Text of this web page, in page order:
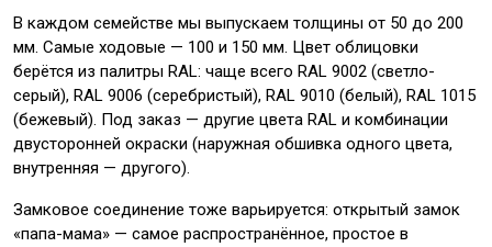
В каждом семействе мы выпускаем толщины от 50 до 200
мм. Самые ходовые — 100 и 150 мм. Цвет облицовки
берётся из палитры RAL: чаще всего RAL 9002 (светло-
серый), RAL 9006 (серебристый), RAL 9010 (белый), RAL 1015
(бежевый). Под заказ — другие цвета RAL и комбинации
двусторонней окраски (наружная обшивка одного цвета,
внутренняя — другого).
Замковое соединение тоже варьируется: открытый замок
«папа-мама» — самое распространённое, простое в